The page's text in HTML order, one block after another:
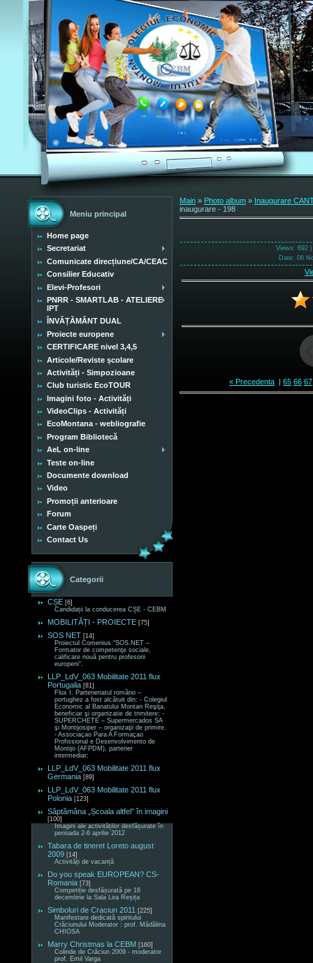
Meniu principal
Home page
Secretariat
Comunicate direcțiune/CA/CEAC
Consilier Educativ
Elevi-Profesori
PNRR - SMARTLAB - ATELIERE
IPT
ÎNVĂȚĂMÂNT DUAL
Proiecte europene
CERTIFICARE nivel 3,4,5
Articole/Reviste școlare
Activități - Simpozioane
Club turistic EcoTOUR
Imagini foto - Activități
VideoClips - Activități
EcoMontana - webliografie
Program Bibliotecă
AeL on-line
Teste on-line
Documente download
Video
Promoții anterioare
Forum
Carte Oaspeți
Contact Us
Categorii
CȘE [6]
Candidații la conducerea CȘE - CEBM
MOBILITĂȚI - PROIECTE [75]
SOS NET [14]
Proiectul Comenius “SOS.NET –
Formator de competenţe sociale,
calificare nouă pentru profesorii
europeni“.
LLP_LdV_063 Mobilitate 2011 flux
Portugalia [81]
Flux I. Parteneriatul româno –
portughez a fost alcătuit din: - Colegiul
Economic al Banatului Montan Reşiţa,
beneficiar şi organizatie de trimitere; -
SUPERCHETE – Supermercados SA
şi Montijosiper – organizaţii de primire.
- Associaçao Para A Formaçao
Profissional e Desenvolvimento de
Montijo (AFPDM), partener
intermediar;
LLP_LdV_063 Mobilitate 2011 flux
Germania [89]
LLP_LdV_063 Mobilitate 2011 flux
Polonia [123]
Săptămâna „Școala altfel” în imagini
[100]
Imagini ale activităților desfășurate în
perioada 2-6 aprilie 2012
Tabara de tineret Loreto august
2009 [14]
Activități de vacanță
Do you speak EUROPEAN? CS-
Romania [73]
Competiție desfășurată pe 16
decembrie la Sala Lira Reșița
Simboluri de Craciun 2011 [225]
Manifestare dedicată spiritului
Crăciunului Moderator : prof. Mădălina
CHIOSA
Marry Christmas la CEBM [160]
Colinde de Crăciun 2009 - moderator
prof. Emil Varga
Main » Photo album » Inaugurare
inaugurare - 198
Views: 692 |
Date: 06
« Precedenta | 65 66 67